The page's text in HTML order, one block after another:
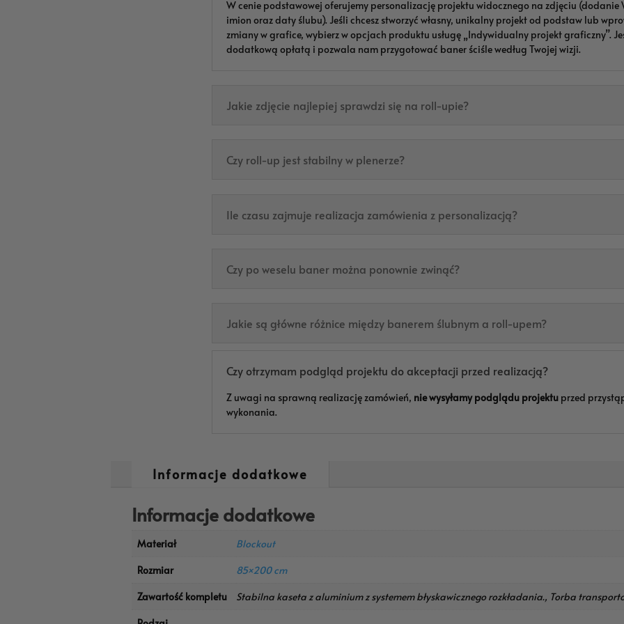
W cenie podstawowej oferujemy personalizację projektu widocznego na zdjęciu (dodanie
imion oraz daty ślubu). Jeśli chcesz stworzyć własny, unikalny projekt od podstaw lub
zmiany w grafice, wybierz w opcjach produktu usługę „Indywidualny projekt graficzny”.
dodatkową opłatą i pozwala nam przygotować baner ściśle według Twojej wizji.
Jakie zdjęcie najlepiej sprawdzi się na roll-upie?
Czy roll-up jest stabilny w plenerze?
Ile czasu zajmuje realizacja zamówienia z personalizacją?
Czy po weselu baner można ponownie zwinąć?
Jakie są główne różnice między banerem ślubnym a roll-upem?
Czy otrzymam podgląd projektu do akceptacji przed realizacją?
Z uwagi na sprawną realizację zamówień, nie wysyłamy podglądu projektuprzed
wykonania.
Informacje dodatkowe
Informacje dodatkowe
Materiał
Blockout
Rozmiar
85×200 cm
Zawartość kompletu
Stabilna kaseta z aluminium z systemem błyskawicznego rozkładania., Torba